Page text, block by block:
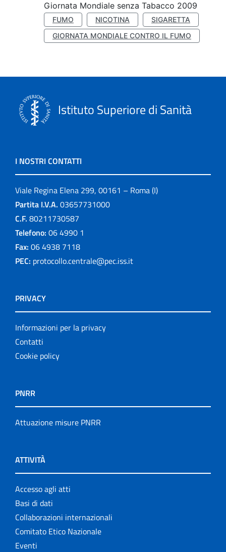
Giornata Mondiale senza Tabacco 2009
FUMO NICOTINA
SIGARETTA
GIORNATA MONDIALE CONTRO IL FUMO
Istituto Superiore di Sanità
I NOSTRI CONTATTI
Viale Regina Elena 299, 00161 – Roma (I)
Partita I.V.A. 03657731000
C.F. 80211730587
Telefono: 06 4990 1
Fax: 06 4938 7118
PEC: protocollo.centrale@pec.iss.it
PRIVACY
Informazioni per la privacy
Contatti
Cookie policy
PNRR
Attuazione misure PNRR
ATTIVITÀ
Accesso agli atti
Basi di dati
Collaborazioni internazionali
Comitato Etico Nazionale
Eventi